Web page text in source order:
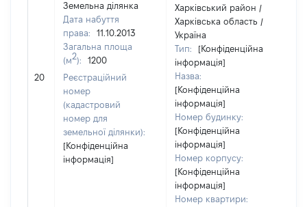
20
Земельна ділянка
Дата набуття
права:
11.10.2013
Загальна площа
(м2):
1200
Реєстраційний
номер
(кадастровий
номер для
земельної ділянки):
[Конфіденційна
інформація]
Харківський район /
Харківська область /
Україна
Тип:
[Конфіденційна
інформація]
Назва:
[Конфіденційна
інформація]
Номер будинку:
[Конфіденційна
інформація]
Номер корпусу:
[Конфіденційна
інформація]
Номер квартири: